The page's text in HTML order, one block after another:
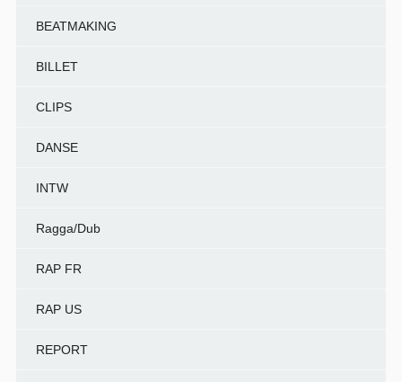
BEATMAKING
BILLET
CLIPS
DANSE
INTW
Ragga/Dub
RAP FR
RAP US
REPORT